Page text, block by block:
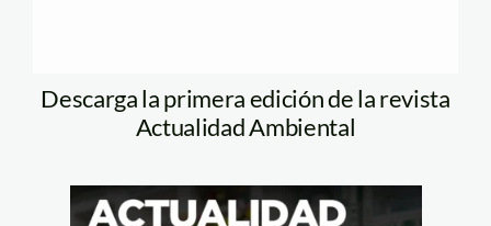
Descarga la primera edición de la revista
Actualidad Ambiental